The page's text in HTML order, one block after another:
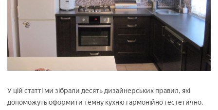
У цій статті ми зібрали десять дизайнерських правил, які
допоможуть оформити темну кухню гармонійно і естетично.